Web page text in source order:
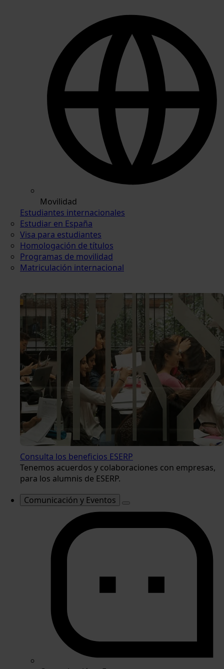
Movilidad
Estudiantes internacionales
Estudiar en España
Visa para estudiantes
Homologación de títulos
Programas de movilidad
Matriculación internacional
Consulta los beneficios ESERP
Tenemos acuerdos y colaboraciones con empresas,
para los alumnis de ESERP.
Comunicación y Eventos